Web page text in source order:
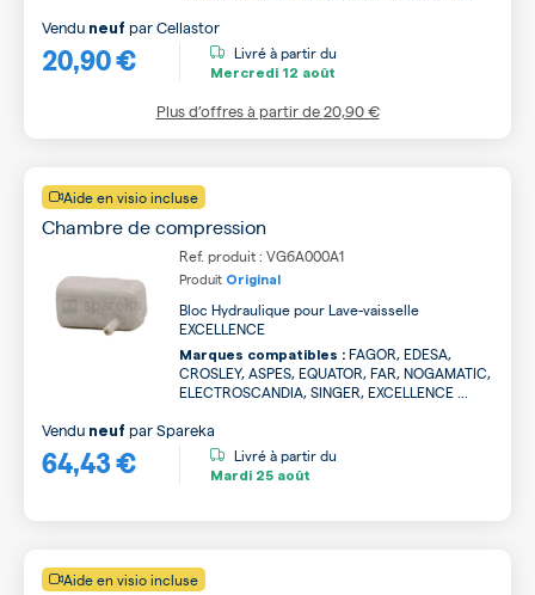
20,90 €
Vendu neuf parCellastor
Livré à partir du
Mercredi 12 août
Plus d’offres à partir de20,90 €
Aide en visio incluse
Chambre de compression
Ref. produit : VG6A000A1
Produit Original
Bloc Hydraulique pour Lave-vaisselle
EXCELLENCE
Marques compatibles : FAGOR, EDESA,
CROSLEY, ASPES, EQUATOR, FAR, NOGAMATIC,
ELECTROSCANDIA, SINGER, EXCELLENCE ...
64,43 €
Vendu neuf parSpareka
Livré à partir du
Mardi 25 août
Aide en visio incluse